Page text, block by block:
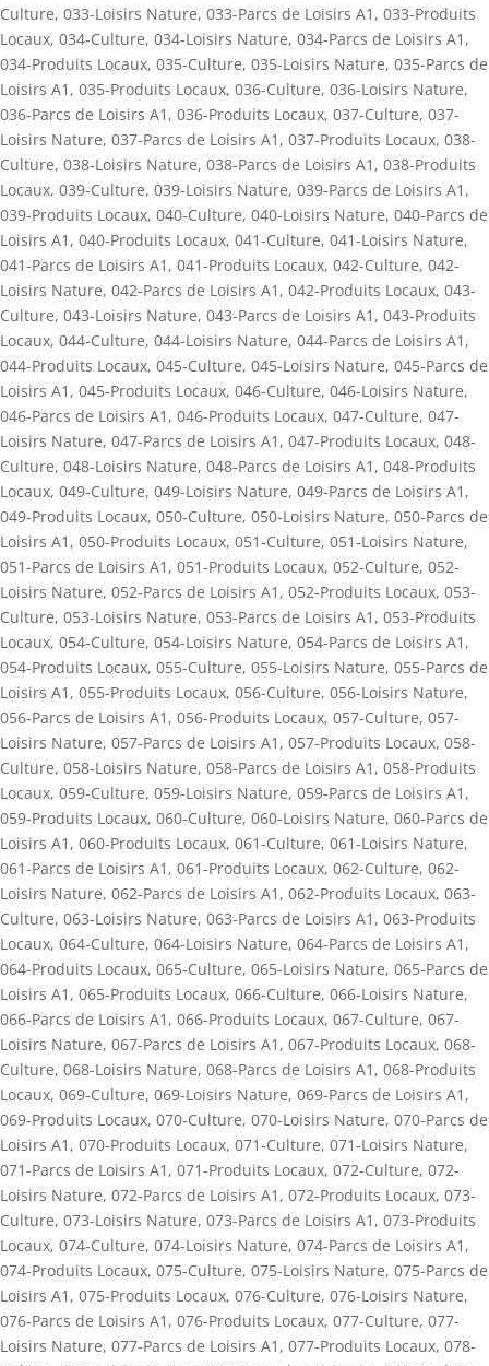
Culture, 033-Loisirs Nature, 033-Parcs de Loisirs A1 , 033-Produits
Locaux, 034-Culture, 034-Loisirs Nature, 034-Parcs de Loisirs A1 ,
034-Produits Locaux, 035-Culture, 035-Loisirs Nature, 035-Parcs de
Loisirs A1 , 035-Produits Locaux, 036-Culture, 036-Loisirs Nature,
036-Parcs de Loisirs A1 , 036-Produits Locaux, 037-Culture, 037-
Loisirs Nature, 037-Parcs de Loisirs A1 , 037-Produits Locaux, 038-
Culture, 038-Loisirs Nature, 038-Parcs de Loisirs A1 , 038-Produits
Locaux, 039-Culture, 039-Loisirs Nature, 039-Parcs de Loisirs A1 ,
039-Produits Locaux, 040-Culture, 040-Loisirs Nature, 040-Parcs de
Loisirs A1 , 040-Produits Locaux, 041-Culture, 041-Loisirs Nature,
041-Parcs de Loisirs A1 , 041-Produits Locaux, 042-Culture, 042-
Loisirs Nature, 042-Parcs de Loisirs A1 , 042-Produits Locaux, 043-
Culture, 043-Loisirs Nature, 043-Parcs de Loisirs A1 , 043-Produits
Locaux, 044-Culture, 044-Loisirs Nature, 044-Parcs de Loisirs A1 ,
044-Produits Locaux, 045-Culture, 045-Loisirs Nature, 045-Parcs de
Loisirs A1 , 045-Produits Locaux, 046-Culture, 046-Loisirs Nature,
046-Parcs de Loisirs A1 , 046-Produits Locaux, 047-Culture, 047-
Loisirs Nature, 047-Parcs de Loisirs A1 , 047-Produits Locaux, 048-
Culture, 048-Loisirs Nature, 048-Parcs de Loisirs A1 , 048-Produits
Locaux, 049-Culture, 049-Loisirs Nature, 049-Parcs de Loisirs A1 ,
049-Produits Locaux, 050-Culture, 050-Loisirs Nature, 050-Parcs de
Loisirs A1 , 050-Produits Locaux, 051-Culture, 051-Loisirs Nature,
051-Parcs de Loisirs A1 , 051-Produits Locaux, 052-Culture, 052-
Loisirs Nature, 052-Parcs de Loisirs A1 , 052-Produits Locaux, 053-
Culture, 053-Loisirs Nature, 053-Parcs de Loisirs A1 , 053-Produits
Locaux, 054-Culture, 054-Loisirs Nature, 054-Parcs de Loisirs A1 ,
054-Produits Locaux, 055-Culture, 055-Loisirs Nature, 055-Parcs de
Loisirs A1 , 055-Produits Locaux, 056-Culture, 056-Loisirs Nature,
056-Parcs de Loisirs A1 , 056-Produits Locaux, 057-Culture, 057-
Loisirs Nature, 057-Parcs de Loisirs A1 , 057-Produits Locaux, 058-
Culture, 058-Loisirs Nature, 058-Parcs de Loisirs A1 , 058-Produits
Locaux, 059-Culture, 059-Loisirs Nature, 059-Parcs de Loisirs A1 ,
059-Produits Locaux, 060-Culture, 060-Loisirs Nature, 060-Parcs de
Loisirs A1 , 060-Produits Locaux, 061-Culture, 061-Loisirs Nature,
061-Parcs de Loisirs A1 , 061-Produits Locaux, 062-Culture, 062-
Loisirs Nature, 062-Parcs de Loisirs A1 , 062-Produits Locaux, 063-
Culture, 063-Loisirs Nature, 063-Parcs de Loisirs A1 , 063-Produits
Locaux, 064-Culture, 064-Loisirs Nature, 064-Parcs de Loisirs A1 ,
064-Produits Locaux, 065-Culture, 065-Loisirs Nature, 065-Parcs de
Loisirs A1 , 065-Produits Locaux, 066-Culture, 066-Loisirs Nature,
066-Parcs de Loisirs A1 , 066-Produits Locaux, 067-Culture, 067-
Loisirs Nature, 067-Parcs de Loisirs A1 , 067-Produits Locaux, 068-
Culture, 068-Loisirs Nature, 068-Parcs de Loisirs A1 , 068-Produits
Locaux, 069-Culture, 069-Loisirs Nature, 069-Parcs de Loisirs A1 ,
069-Produits Locaux, 070-Culture, 070-Loisirs Nature, 070-Parcs de
Loisirs A1 , 070-Produits Locaux, 071-Culture, 071-Loisirs Nature,
071-Parcs de Loisirs A1 , 071-Produits Locaux, 072-Culture, 072-
Loisirs Nature, 072-Parcs de Loisirs A1 , 072-Produits Locaux, 073-
Culture, 073-Loisirs Nature, 073-Parcs de Loisirs A1 , 073-Produits
Locaux, 074-Culture, 074-Loisirs Nature, 074-Parcs de Loisirs A1 ,
074-Produits Locaux, 075-Culture, 075-Loisirs Nature, 075-Parcs de
Loisirs A1 , 075-Produits Locaux, 076-Culture, 076-Loisirs Nature,
076-Parcs de Loisirs A1 , 076-Produits Locaux, 077-Culture, 077-
Loisirs Nature, 077-Parcs de Loisirs A1 , 077-Produits Locaux, 078-